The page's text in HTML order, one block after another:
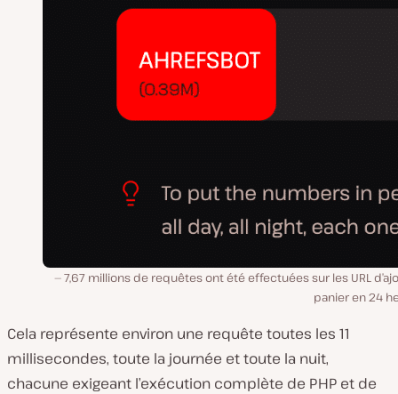
7,67 millions de requêtes ont été effectuées sur les URL
panier en 24
Cela représente environ une requête toutes les 11
millisecondes, toute la journée et toute la nuit,
chacune exigeant l’exécution complète de PHP et de